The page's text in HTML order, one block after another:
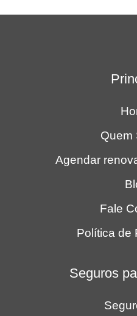
Quem
Agendar
Fale
Política de
Seguros